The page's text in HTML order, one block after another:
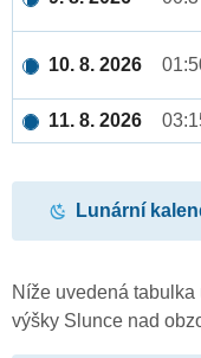
10. 8. 2026
11. 8. 2026
Lunární
Níže uvedená
výšky Slunce nad